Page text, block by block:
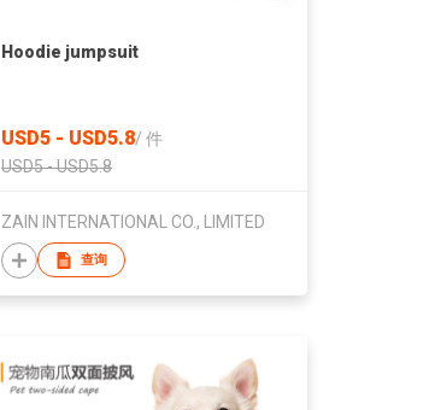
Hoodie jumpsuit
USD5 - USD5.8/ 件
USD5 - USD5.8
ZAIN INTERNATIONAL CO., LIMITED
查询